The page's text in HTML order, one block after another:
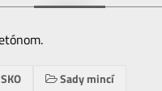
Sady mincí